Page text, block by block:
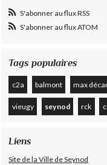
S'abonner au flux RSS
S'abonner au flux ATOM
Tags populaires
c2a balmont max
vieugy seynod rck
Liens
Site de la Ville de Seynod